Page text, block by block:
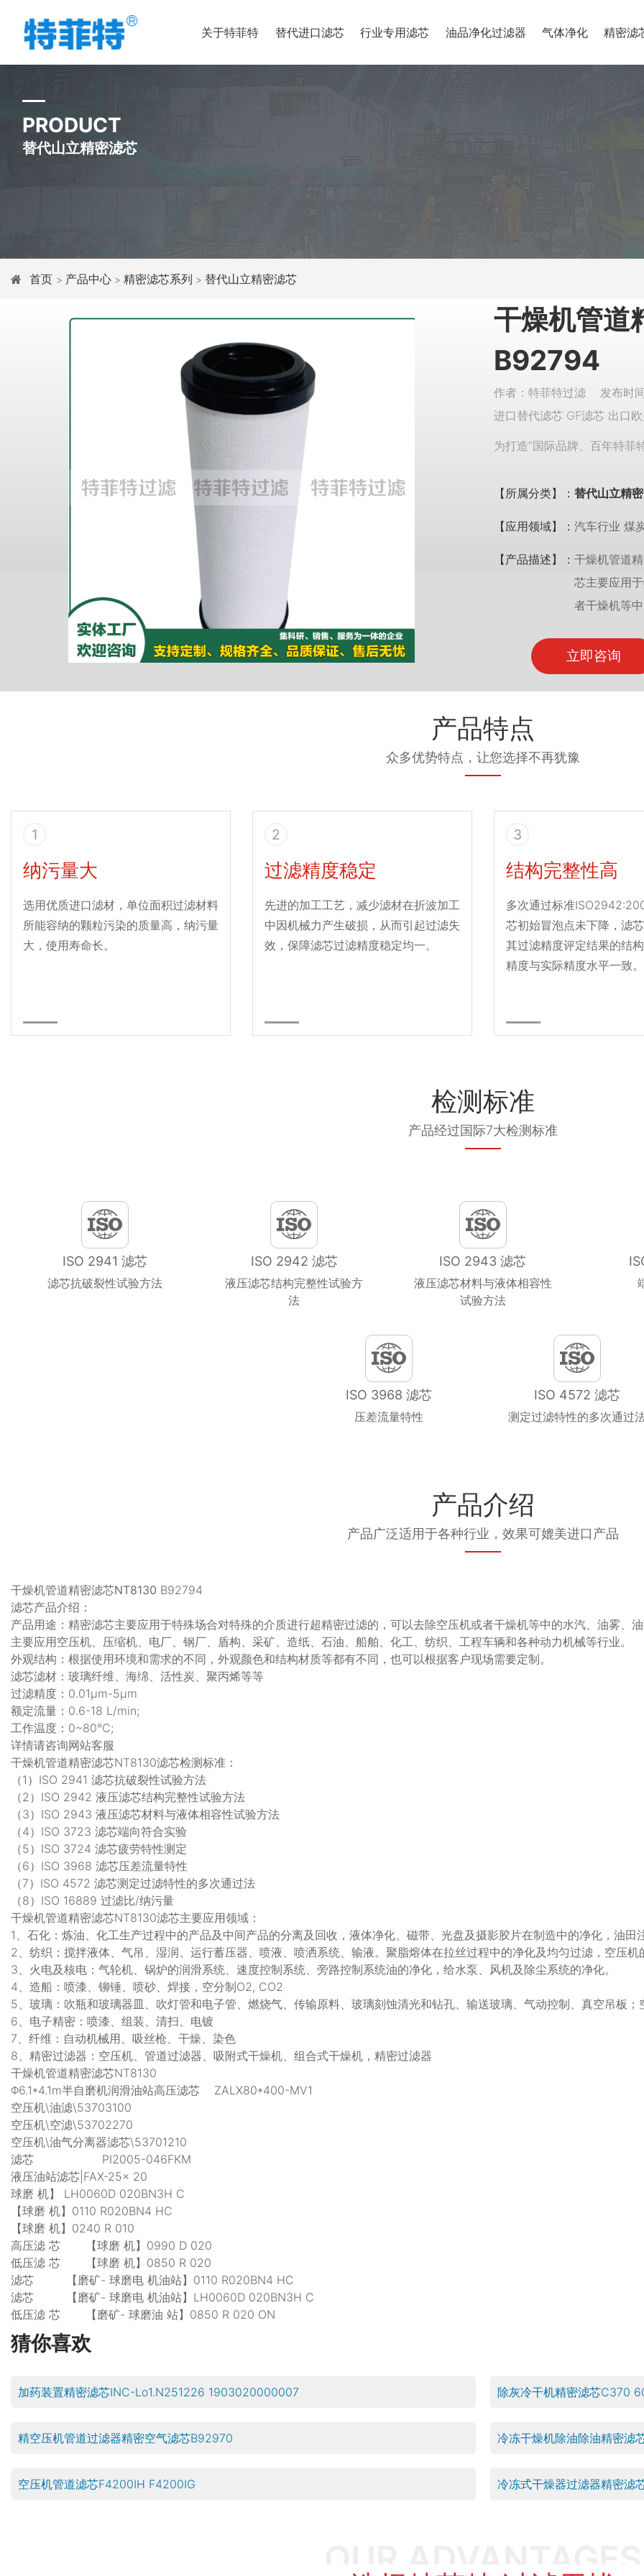
关于特菲特 替代进口滤芯 行业专用滤芯 油品净化过滤器 气体净化 精密滤
PRODUCT
替代山立精密滤芯
首页 > 产品中心 > 精密滤芯系列 > 替代山立精密滤芯
干燥机管道
B92794
作者：特菲特过滤 发布时
进口替代滤芯 GF滤芯 出口
为打造“国际品牌、百年特菲
【所属分类】： 替代山立精
【应用领域】： 汽车行业 煤
【产品描述】： 干燥机管道
芯主要应用
者干燥机等
立即咨询
产品特点
众多优势特点，让您选择不再犹豫
1
纳污量大
选用优质进口滤材，单位面积过滤材料
所能容纳的颗粒污染的质量高，纳污量
大，使用寿命长。
2
过滤精度稳定
先进的加工工艺，减少滤材在折波加工
中因机械力产生破损，从而引起过滤失
效，保障滤芯过滤精度稳定均一。
3
结构完整性高
多次通过标准
芯初始冒泡点未下降，滤
其过滤精度评定结果的结
精度与实际精度水平一致。
检测标准
产品经过国际7大检测标准
ISO 2941 滤芯
滤芯抗破裂性试验方法
ISO 2942 滤芯
液压滤芯结构完整性试验方
法
ISO 2943 滤芯
液压滤芯材料与液体相容性
试验方法
ISO 3968 滤芯
压差流量特性
ISO 4572 滤芯
测定过滤特性的多次通过
产品介绍
产品广泛适用于各种行业，效果可媲美进口产品
干燥机管道精密滤芯NT8130 B92794
滤芯产品介绍：
产品用途：精密滤芯主要应用于特殊场合对特殊的介质进行超精密过滤的，可以去除空压机或者干燥机等中的水汽、油雾、
主要应用空压机、压缩机、电厂、钢厂、盾构、采矿、造纸、石油、船舶、化工、纺织、工程车辆和各种动力机械等行业。
外观结构：根据使用环境和需求的不同，外观颜色和结构材质等都有不同，也可以根据客户现场需要定制。
滤芯滤材：玻璃纤维、海绵、活性炭、聚丙烯等等
过滤精度：0.01μm-5μm
额定流量：0.6-18 L/min;
工作温度：0~80℃;
详情请咨询网站客服
干燥机管道精密滤芯NT8130滤芯检测标准：
（1）ISO 2941 滤芯抗破裂性试验方法
（2）ISO 2942 液压滤芯结构完整性试验方法
（3）ISO 2943 液压滤芯材料与液体相容性试验方法
（4）ISO 3723 滤芯端向符合实验
（5）ISO 3724 滤芯疲劳特性测定
（6）ISO 3968 滤芯压差流量特性
（7）ISO 4572 滤芯测定过滤特性的多次通过法
（8）ISO 16889 过滤比/纳污量
干燥机管道精密滤芯NT8130滤芯主要应用领域：
1、石化：炼油、化工生产过程中的产品及中间产品的分离及回收，液体净化、磁带、光盘及摄影胶片在制造中的净化，油田
2、纺织：搅拌液体、气吊、湿润、运行蓄压器、喷液、喷洒系统、输液。聚脂熔体在拉丝过程中的净化及均匀过滤，空压
3、火电及核电：气轮机、锅炉的润滑系统、速度控制系统、旁路控制系统油的净化，给水泵、风机及除尘系统的净化。
4、造船：喷漆、铆锤、喷砂、焊接，空分制O2, CO2
5、玻璃：吹瓶和玻璃器皿、吹灯管和电子管、燃烧气、传输原料、玻璃刻蚀清光和钻孔、输送玻璃、气动控制、真空吊板
6、电子精密：喷漆、组装、清扫、电镀
7、纤维：自动机械用、吸丝枪、干燥、染色
8、精密过滤器：空压机、管道过滤器、吸附式干燥机、组合式干燥机，精密过滤器
干燥机管道精密滤芯NT8130
Φ6.1*4.1m半自磨机润滑油站高压滤芯 ZALX80*400-MV1
空压机\油滤\53703100
空压机\空滤\53702270
空压机\油气分离器滤芯\53701210
滤芯 PI2005-046FKM
液压油站滤芯|FAX-25× 20
球磨 机】 LH0060D 020BN3H C
【球磨 机】0110 R020BN4 HC
【球磨 机】0240 R 010
高压滤 芯 【球磨 机】0990 D 020
低压滤 芯 【球磨 机】0850 R 020
滤芯 【磨矿- 球磨电 机油站】0110 R020BN4 HC
滤芯 【磨矿- 球磨电 机油站】LH0060D 020BN3H C
低压滤 芯 【磨矿- 球磨油 站】0850 R 020 ON
猜你喜欢
加药装置精密滤芯INC-Lo1.N251226 1903020000007 除灰冷干机精密滤芯C370
精空压机管道过滤器精密空气滤芯B92970 冷冻干燥机除油除油精密滤
空压机管道滤芯F4200IH F4200IG 冷冻式干燥器过滤器精密滤